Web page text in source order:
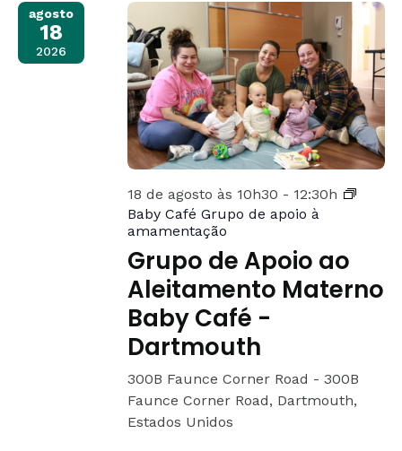
agosto
18
2026
18 de agosto às 10h30 - 12:30h
Baby Café Grupo de apoio à
amamentação
Grupo de Apoio ao
Aleitamento Materno
Baby Café -
Dartmouth
300B Faunce Corner Road - 300B
Faunce Corner Road, Dartmouth,
Estados Unidos